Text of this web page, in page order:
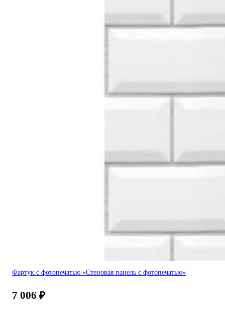
Фартук с фотопечатью «Стеновая панель с фотопечатью»
7 006 ₽